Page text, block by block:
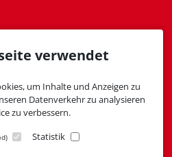
verwendet
um Inhalte und Anzeigen zu
Datenverkehr zu analysieren
zu verbessern.
Statistik